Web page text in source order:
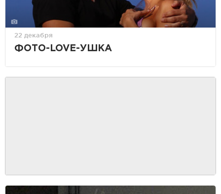
22 декабря
ФОТО-LOVE-УШКА